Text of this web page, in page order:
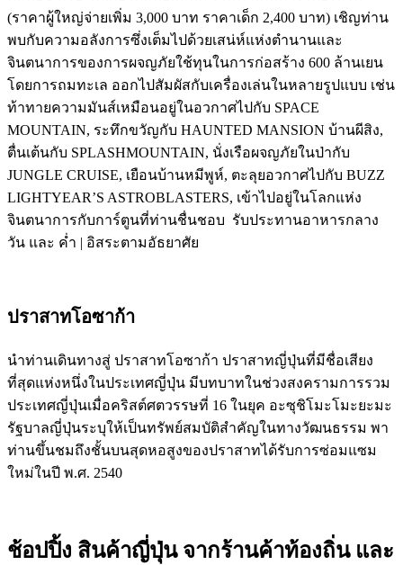
(ราคาผู้ใหญ่จ่ายเพิ่ม 3,000 บาท ราคาเด็ก 2,400 บาท) เชิญท่าน
พบกับความอลังการซึ่งเต็มไปด้วยเสน่ห์แห่งตำนานและ
จินตนาการของการผจญภัยใช้ทุนในการก่อสร้าง 600 ล้านเยน
โดยการถมทะเล ออกไปสัมผัสกับเครื่องเล่นในหลายรูปแบบ เช่น
ท้าทายความมันส์เหมือนอยู่ในอวกาศไปกับ SPACE
MOUNTAIN, ระทึกขวัญกับ HAUNTED MANSION บ้านผีสิง,
ตื่นเต้นกับ SPLASHMOUNTAIN, นั่งเรือผจญภัยในป่ากับ
JUNGLE CRUISE, เยือนบ้านหมีพูห์, ตะลุยอวกาศไปกับ BUZZ
LIGHTYEAR’S ASTROBLASTERS, เข้าไปอยู่ในโลกแห่ง
จินตนาการกับการ์ตูนที่ท่านชื่นชอบ รับประทานอาหารกลาง
วัน และ ค่ำ | อิสระตามอัธยาศัย
ปราสาทโอซาก้า
นำท่านเดินทางสู่ ปราสาทโอซาก้า ปราสาทญี่ปุ่นที่มีชื่อเสียง
ที่สุดแห่งหนึ่งในประเทศญี่ปุ่น มีบทบาทในช่วงสงครามการรวม
ประเทศญี่ปุ่นเมื่อคริสต์ศตวรรษที่ 16 ในยุค อะซุชิโมะโมะยะมะ
รัฐบาลญี่ปุ่นระบุให้เป็นทรัพย์สมบัติสำคัญในทางวัฒนธรรม พา
ท่านขึ้นชมถึงชั้นบนสุดหอสูงของปราสาทได้รับการซ่อมแซม
ใหม่ในปี พ.ศ. 2540
ช้อปปิ้ง สินค้าญี่ปุ่น จากร้านค้าท้องถิ่น และ